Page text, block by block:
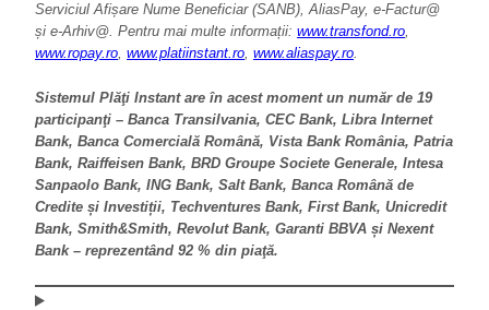
Serviciul Afișare Nume Beneficiar (SANB), AliasPay, e-Factur@
și e-Arhiv@. Pentru mai multe informații: www.transfond.ro,
www.ropay.ro, www.platiinstant.ro, www.aliaspay.ro.
Sistemul Plăţi Instant are în acest moment un număr de 19
participanţi – Banca Transilvania, CEC Bank, Libra Internet
Bank, Banca Comercială Română, Vista Bank România, Patria
Bank, Raiffeisen Bank, BRD Groupe Societe Generale, Intesa
Sanpaolo Bank, ING Bank, Salt Bank, Banca Română de
Credite și Investiții, Techventures Bank, First Bank, Unicredit
Bank, Smith&Smith, Revolut Bank, Garanti BBVA și Nexent
Bank – reprezentând 92 % din piaţă.